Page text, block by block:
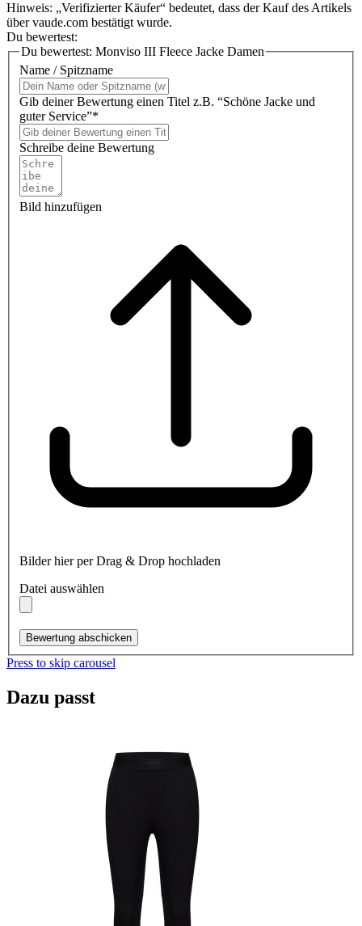
Hinweis: „Verifizierter Käufer“ bedeutet, dass der Kauf des Artikels
über vaude.com bestätigt wurde.
Du bewertest:
Du bewertest: Monviso III Fleece Jacke Damen
Name / Spitzname
Gib deiner Bewertung einen Titel z.B. “Schöne Jacke und
guter Service”*
Schreibe deine Bewertung
Bild hinzufügen
Bilder hier per Drag & Drop hochladen
Datei auswählen
Bewertung abschicken
Press to skip carousel
Dazu passt